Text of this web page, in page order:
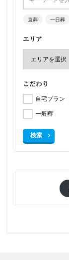
直葬 一日葬
エリア
こだわり
自宅プラン
一般葬
検索